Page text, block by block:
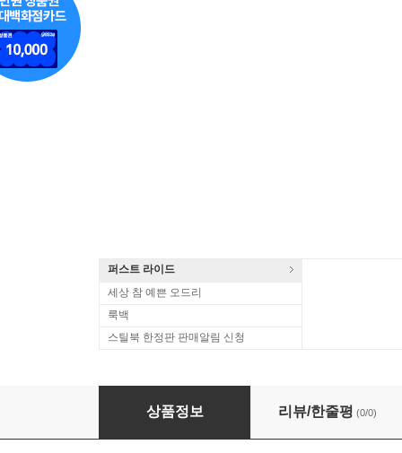
퍼스트 라이드
세상 참 예쁜 오드리
룩백
스틸북 한정판 판매알림 신청
동방불패 1,2 합본팩 HD리마스터링
상품정보 리뷰/한줄평 (0/0)